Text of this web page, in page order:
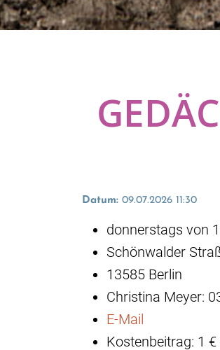
Datum: 09.07.2026 11:30
donnerstags von
Schönwalder
13585 Berlin
Christina Meyer:
E-Mail
Kostenbeitrag: 1